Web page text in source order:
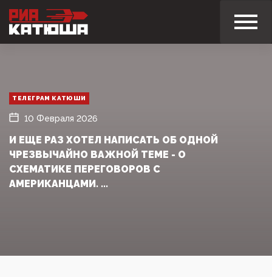
ТЕЛЕГРАМ КАТЮШИ
10 Февраля 2026
И ЕЩЕ РАЗ ХОТЕЛ НАПИСАТЬ ОБ ОДНОЙ
ЧРЕЗВЫЧАЙНО ВАЖНОЙ ТЕМЕ - О
СХЕМАТИКЕ ПЕРЕГОВОРОВ С
АМЕРИКАНЦАМИ. ...